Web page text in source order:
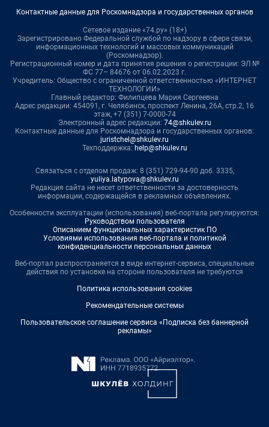
Контактные данные для Роскомнадзора и государственных органов
Сетевое издание «74.ру» (18+)
Зарегистрировано Федеральной службой по надзору в сфере связи,
информационных технологий и массовых коммуникаций
(Роскомнадзор).
Регистрационный номер и дата принятия решения о регистрации: ЭЛ №
ФС 77– 84676 от 06.02.2023 г.
Учредитель: Общество с ограниченной ответственностью «ИНТЕРНЕТ
ТЕХНОЛОГИИ»
Главный редактор: Филипцева Мария Сергеевна
Адрес редакции: 454091, г. Челябинск, проспект Ленина, 26А, стр.2, 16
этаж, +7 (351) 7-0000-74
Электронный адрес редакции: 74@shkulev.ru
Контактные данные для Роскомнадзора и государственных органов:
juristchel@shkulev.ru
Техподдержка: help@shkulev.ru
Связаться с отделом продаж: 8 (351) 729-94-90 доб. 3335,
yuliya.latypova@shkulev.ru
Редакция сайта не несет ответственности за достоверность
информации, содержащейся в рекламных объявлениях.
Особенности эксплуатации (использования) веб-портала регулируются:
Руководством пользователя
Описанием функциональных характеристик ПО
Условиями использования веб-портала и политикой
конфиденциальности персональных данных
Веб-портал распространяется в виде интернет-сервиса, специальные
действия по установке на стороне пользователя не требуются
Политика использования cookies
Рекомендательные системы
Пользовательское соглашение сервиса «Подписка без баннерной
рекламы»